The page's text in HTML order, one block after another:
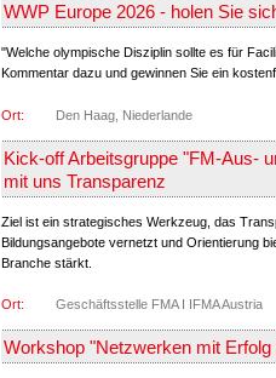
WWP Europe 2026 - holen Sie
"Welche olympische Disziplin sollte es für
Kommentar dazu und gewinnen Sie ein
Ort: Den Haag, Niederlande
Kick-off Arbeitsgruppe "FM-Aus-
mit uns Transparenz
Ziel ist ein strategisches Werkzeug, das
Bildungsangebote vernetzt und Orientierung
Branche stärkt.
Ort: Geschäftsstelle FMA I IFMA Austria
Workshop "Netzwerken mit